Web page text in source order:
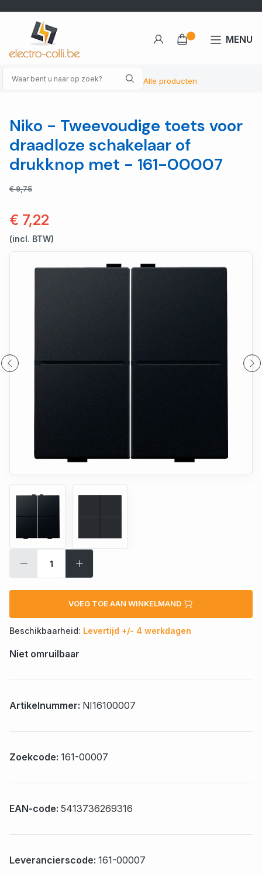
Alle producten
MENU
Niko - Tweevoudige toets voor
draadloze schakelaar of
drukknop met - 161-00007
€ 9,75
€ 7,22
(incl. BTW)
VOEG TOE AAN WINKELMAND
Beschikbaarheid: Levertijd +/- 4 werkdagen
Niet omruilbaar
Artikelnummer: NI16100007
Zoekcode: 161-00007
EAN-code: 5413736269316
Leverancierscode: 161-00007